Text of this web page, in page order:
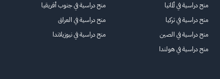
منح دراسية في ألمانيا
منح دراسية في تركيا
منح دراسية في الصين
منح دراسية في هولندا
منح دراسية في جنوب أفريقيا
منح دراسية في العراق
منح دراسية في نيوزيلاندا